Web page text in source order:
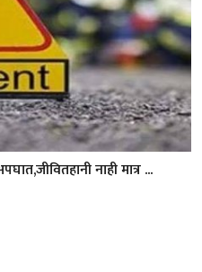
नाही मात्र ...